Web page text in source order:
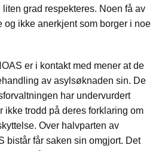
grad respekteres. Noen få av
og ikke anerkjent som borger i noe
er i kontakt med mener at de
av asylsøknaden sin. De
har undervurdert
ikke trodd på deres forklaring om
Over halvparten av
bistår får saken sin omgjort. Det